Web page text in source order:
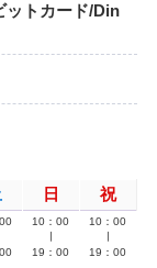
ットカード/Din
日 祝
10：00
19：00
10：00
19：00